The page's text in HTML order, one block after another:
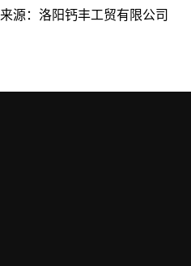
来源：洛阳钙丰工贸有限公司